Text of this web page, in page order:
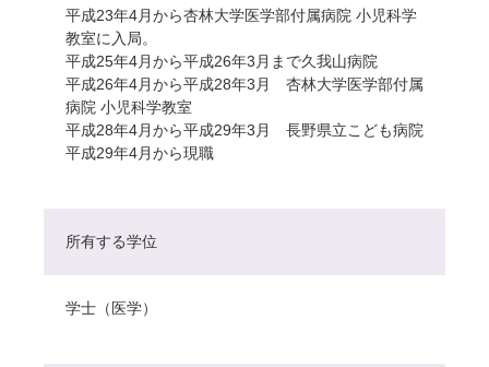
平成23年4月から杏林大学医学部付属病院 小児科学
教室に入局。
平成25年4月から平成26年3月まで久我山病院
平成26年4月から平成28年3月 杏林大学医学部付属
病院 小児科学教室
平成28年4月から平成29年3月 長野県立こども病院
平成29年4月から現職
所有する学位
学士（医学）